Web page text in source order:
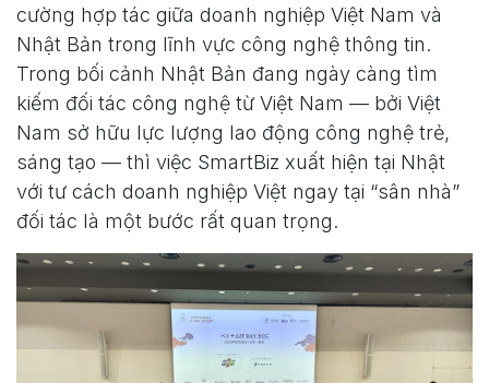
cường hợp tác giữa doanh nghiệp Việt Nam và
Nhật Bản trong lĩnh vực công nghệ thông tin.
Trong bối cảnh Nhật Bản đang ngày càng tìm
kiếm đối tác công nghệ từ Việt Nam — bởi Việt
Nam sở hữu lực lượng lao động công nghệ trẻ,
sáng tạo — thì việc SmartBiz xuất hiện tại Nhật
với tư cách doanh nghiệp Việt ngay tại “sân nhà”
đối tác là một bước rất quan trọng.